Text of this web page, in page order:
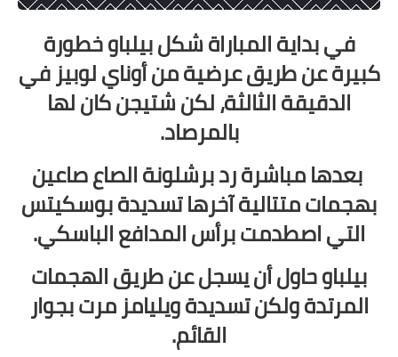
في بداية المباراة شكل بيلباو خطورة
كبيرة عن طريق عرضية من أوناي لوبيز في
الدقيقة الثالثة، لكن شتيجن كان لها
بالمرصاد.
بعدها مباشرة رد برشلونة الصاع صاعين
بهجمات متتالية آخرها تسديدة بوسكيتس
التي اصطدمت برأس المدافع الباسكي.
بيلباو حاول أن يسجل عن طريق الهجمات
المرتدة ولكن تسديدة ويليامز مرت بجوار
القائم.